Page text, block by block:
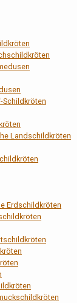
Schildkröten
Landschildkröten
Erdschildkröten